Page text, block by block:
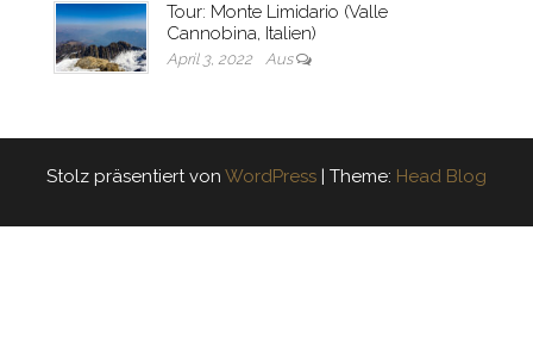
Tour: Monte Limidario (Valle
Cannobina, Italien)
April 3, 2022 Aus
Stolz präsentiert von WordPress | Theme: Head Blog